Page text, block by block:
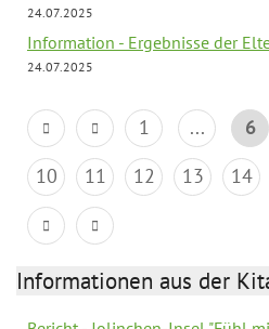
24.07.2025
Information - Ergebnisse der
24.07.2025
1 ... 6
10
11 12 13 14
Informationen aus der